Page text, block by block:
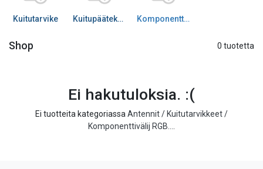
Kuitutarvike Kuitupäätekotelot Komponenttivälij RGB...
Shop 0 tuotetta
Ei hakutuloksia. :(
Ei tuotteita kategoriassa Antennit / Kuitutarvikkeet /
Komponenttivälij RGB...